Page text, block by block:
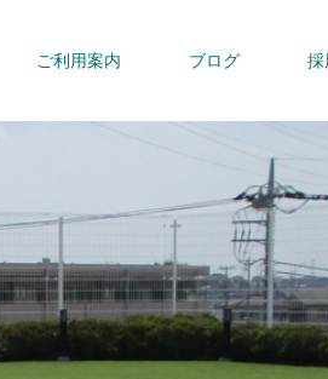
ご利用案内 ブログ 採